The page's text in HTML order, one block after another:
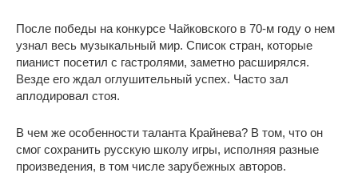
После победы на конкурсе Чайковского в 70-м году о нем
узнал весь музыкальный мир. Список стран, которые
пианист посетил с гастролями, заметно расширялся.
Везде его ждал оглушительный успех. Часто зал
аплодировал стоя.
В чем же особенности таланта Крайнева? В том, что он
смог сохранить русскую школу игры, исполняя разные
произведения, в том числе зарубежных авторов.